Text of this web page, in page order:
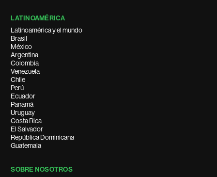
LATINOAMÉRICA
Latinoamérica y el mundo
Brasil
México
Argentina
Colombia
Venezuela
Chile
Perú
Ecuador
Panamá
Uruguay
Costa Rica
El Salvador
República Dominicana
Guatemala
SOBRE NOSOTROS